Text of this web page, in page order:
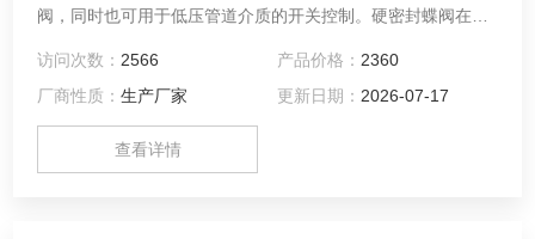
阀，同时也可用于低压管道介质的开关控制。硬密封蝶阀在管
然气、城市煤气、冷热空气、化工冶炼工程和发电环保系统中
输送各种腐蚀性、非腐蚀性流体介质的管道上，用于调节和截
断介质的流动。
访问次数： 2566 产品价格： 2360
厂商性质：生产厂家 更新日期： 2026-07-17
查看详情